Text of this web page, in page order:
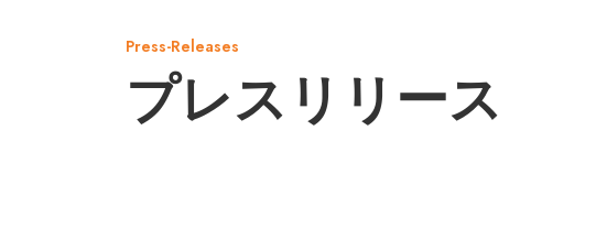
Press-Releases
プレスリリース